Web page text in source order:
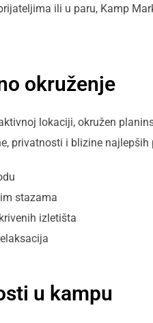
ili u paru, Kamp
okruženje
lokaciji, okružen
privatnosti i blizine
stazama
izletišta
u kampu